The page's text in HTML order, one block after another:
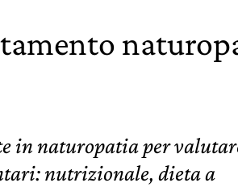
in naturopatia per
nutrizionale, dieta a